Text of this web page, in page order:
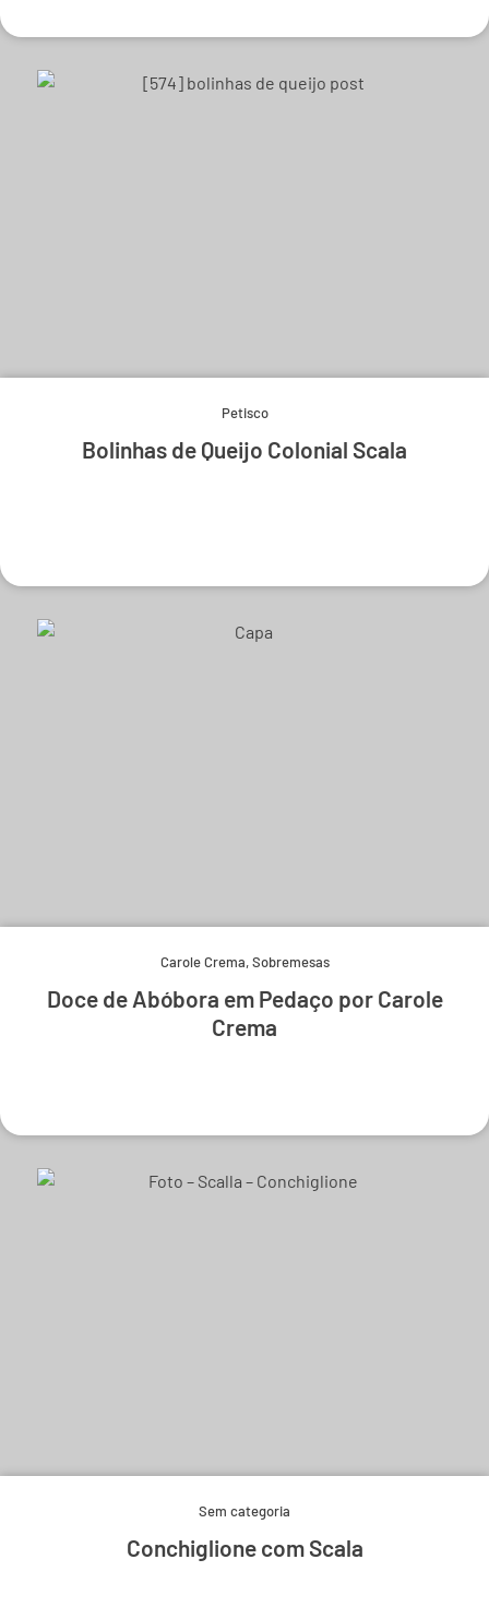
Petisco
Bolinhas de Queijo Colonial Scala
Carole Crema,Sobremesas
Doce de Abóbora em Pedaço por Carole
Crema
Sem categoria
Conchiglione com Scala